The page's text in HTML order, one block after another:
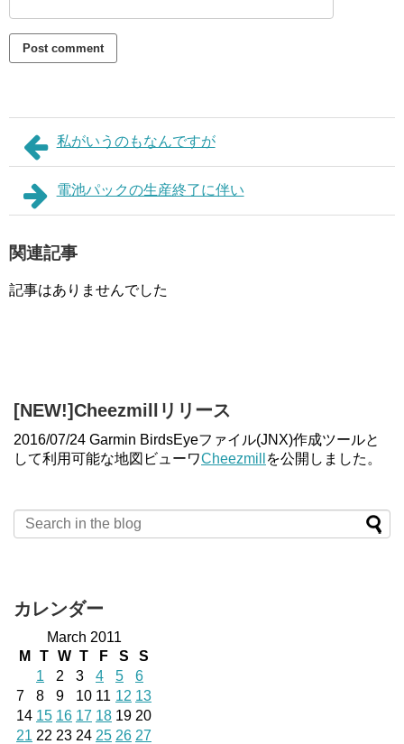
私がいうのもなんですが
電池パックの生産終了に伴い
関連記事
記事はありませんでした
[NEW!]Cheezmillリリース
2016/07/24 Garmin BirdsEyeファイル(JNX)作成ツールと
して利用可能な地図ビューワCheezmill を公開しました。
カレンダー
March 2011
M
T W T F S
S
1
2 3 4 5
6
7
8 9 10 11 12 13
14 15 16 17 18 19 20
21 22 23 24 25 26 27